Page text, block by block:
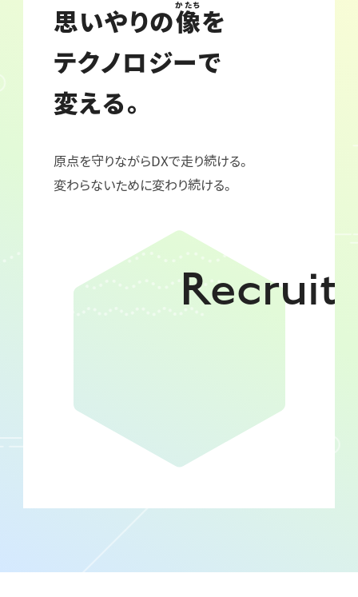
思いやりの像
かたち
を
テクノロジーで
変える。
原点を守りながらDXで走り続ける。
変わらないために変わり続ける。
Recruit